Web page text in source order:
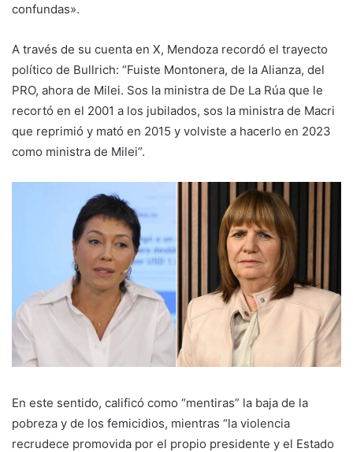
confundas».
A través de su cuenta en X, Mendoza recordó el trayecto
político de Bullrich: “Fuiste Montonera, de la Alianza, del
PRO, ahora de Milei. Sos la ministra de De La Rúa que le
recortó en el 2001 a los jubilados, sos la ministra de Macri
que reprimió y mató en 2015 y volviste a hacerlo en 2023
como ministra de Milei”.
En este sentido, calificó como “mentiras” la baja de la
pobreza y de los femicidios, mientras “la violencia
recrudece promovida por el propio presidente y el Estado